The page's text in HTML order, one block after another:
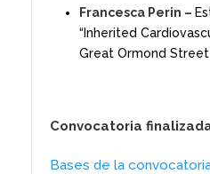
Francesca Perin –
“Inherited
Great Ormond
Convocatoria
Bases de la